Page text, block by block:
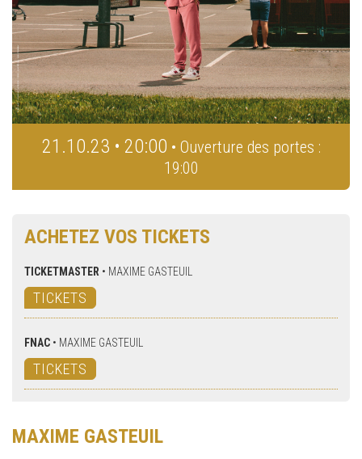
21.10.23 • 20:00 • Ouverture des portes :
19:00
ACHETEZ VOS TICKETS
TICKETMASTER • MAXIME GASTEUIL
TICKETS
FNAC • MAXIME GASTEUIL
TICKETS
MAXIME GASTEUIL